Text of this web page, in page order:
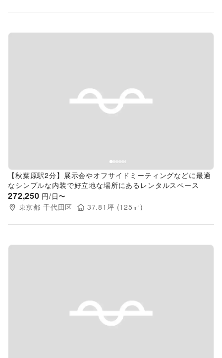
Previous slide
【秋葉原駅2分】展示会やオフサイドミーティングなどに最適
なシンプルな内装で好立地な場所にあるレンタルスペース
272,250 円/日〜
東京都 千代田区 37.81 坪 (125 ㎡)
Previous slide